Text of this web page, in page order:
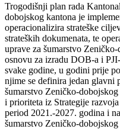
Trogodišnji plan rada
dobojskog kantona je
operacionalizira strateške
strateških dokumenata, te
uprave za šumarstvo
osnovu za izradu DOB-a i
svake godine, u godini prije
njime se definira jedan glavni
šumarstvo Zeničko-
i prioriteta iz Strategije
period 2021.-2027. godina i
šumarstvo Zeničko-dobojskog